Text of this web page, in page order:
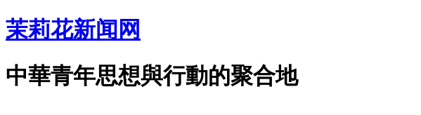
茉莉花新闻网
中華青年思想與行動的聚合地